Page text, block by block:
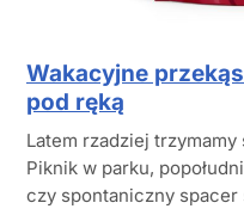
Wakacyjne
pod ręką
Latem rzadziej
Piknik w parku,
czy spontaniczny spacer